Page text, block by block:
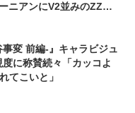
変 前編-』キャラビジュ
に称賛続々「カッコよ
てこいと」